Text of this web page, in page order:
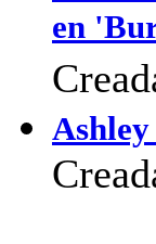
en